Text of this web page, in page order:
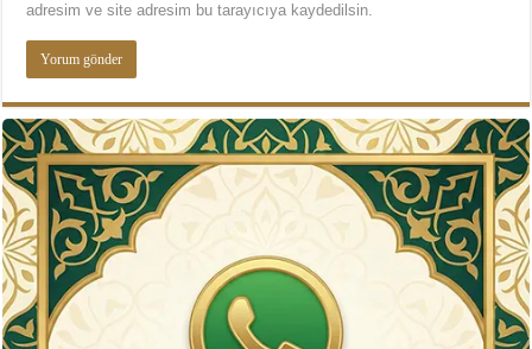
adresim ve site adresim bu tarayıcıya kaydedilsin.